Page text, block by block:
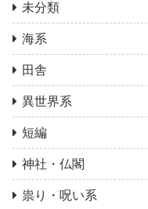
未分類
海系
田舎
異世界系
短編
神社・仏閣
祟り・呪い系